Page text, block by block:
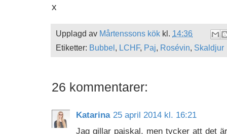
x
Upplagd av Mårtenssons kök kl. 14:36
Etiketter: Bubbel , LCHF, Paj, Rosévin, Skaldjur
26 kommentarer:
Katarina 25 april 2014 kl. 16:21
Jag gillar pajskal, men tycker att det